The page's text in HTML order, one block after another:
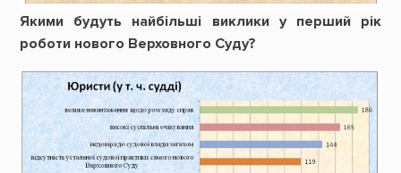
Якими будуть найбільші виклики у перший рік
роботи нового Верховного Суду?